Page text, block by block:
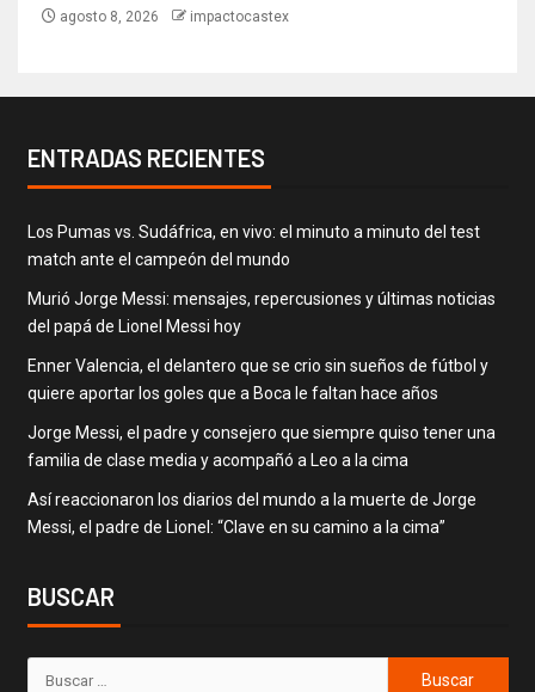
agosto 8, 2026 impactocastex
ENTRADAS RECIENTES
Los Pumas vs. Sudáfrica, en vivo: el minuto a minuto del test
match ante el campeón del mundo
Murió Jorge Messi: mensajes, repercusiones y últimas noticias
del papá de Lionel Messi hoy
Enner Valencia, el delantero que se crio sin sueños de fútbol y
quiere aportar los goles que a Boca le faltan hace años
Jorge Messi, el padre y consejero que siempre quiso tener una
familia de clase media y acompañó a Leo a la cima
Así reaccionaron los diarios del mundo a la muerte de Jorge
Messi, el padre de Lionel: “Clave en su camino a la cima”
BUSCAR